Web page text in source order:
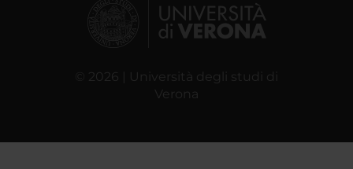
© 2026 | Università degli studi di
Verona